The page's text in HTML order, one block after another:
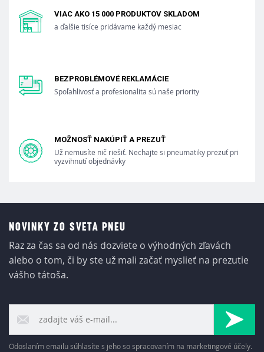
VIAC AKO 15 000 PRODUKTOV SKLADOM
a ďalšie tisíce pridávame každý mesiac
BEZPROBLÉMOVÉ REKLAMÁCIE
Spoľahlivosť a profesionalita sú naše priority
MOŽNOSŤ NAKÚPIŤ A PREZUŤ
Už nemusíte nič riešiť. Nechajte si pneumatiky prezuť pri
vyzvihnutí objednávky
NOVINKY ZO SVETA PNEU
Raz za čas sa od nás dozviete o výhodných zľavách
alebo o tom, či by ste už mali začať myslieť na prezutie
vášho tátoša.
Odoslaním emailu súhlasíte s jeho so spracovaním na marketingové účely.